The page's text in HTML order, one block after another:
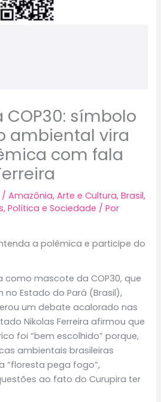
símbolo
ambiental vira
com fala
/Amazônia,Arte e Cultura,Brasil,
,Política e Sociedade / Por
a polêmica e participe do
como mascote da COP30, que
no Estado do Pará (Brasil),
um debate acalorado nas
Nikolas Ferreira afirmou que
foi “bem escolhido” porque,
ambientais brasileiras
“floresta pega fogo”,
ao fato do Curupira ter